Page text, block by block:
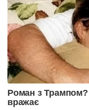
Роман з Трампом?
вражає